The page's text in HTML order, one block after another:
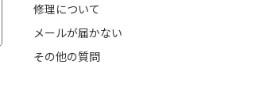
修理について
メールが届かない
その他の質問